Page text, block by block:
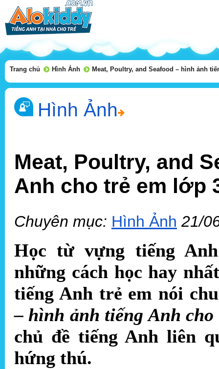
Trang chủ Hình Ảnh Meat, Poultry, and Seafood – hình ảnh
Hình Ảnh
Meat, Poultry, and
Anh cho trẻ em lớp
Chuyên mục: Hình Ảnh 21/
Học từ vựng tiếng
những cách học hay
tiếng Anh trẻ em nói
– hình ảnh tiếng Anh cho
chủ đề tiếng Anh liên
hứng thú.